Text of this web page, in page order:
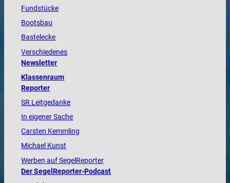
Fundstücke
Bootsbau
Bastelecke
Verschiedenes
Newsletter
Klassenraum
Reporter
SR Leitgedanke
In eigener Sache
Carsten Kemmling
Michael Kunst
Werben auf SegelReporter
Der SegelReporter-Podcast